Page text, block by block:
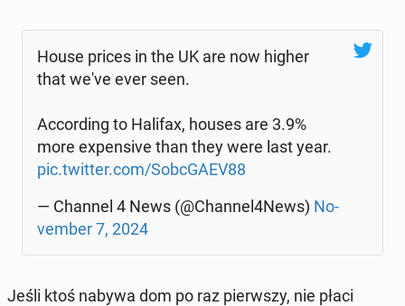
House prices in the UK are now higher
that we've ever seen.
Ac­cor­ding to Halifax, houses are 3.9%
more expen­si­ve than they were last year.
pic.twitter.com/Sobc­GA­EV88
— Channel 4 News (@Channel4News) No­
vem­ber 7, 2024
Jeśli ktoś nabywa dom po raz pierw­szy, nie płaci